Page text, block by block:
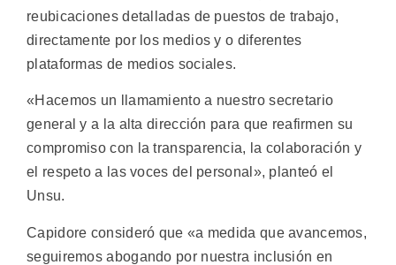
reubicaciones detalladas de puestos de trabajo,
directamente por los medios y o diferentes
plataformas de medios sociales.
«Hacemos un llamamiento a nuestro secretario
general y a la alta dirección para que reafirmen su
compromiso con la transparencia, la colaboración y
el respeto a las voces del personal», planteó el
Unsu.
Capidore consideró que «a medida que avancemos,
seguiremos abogando por nuestra inclusión en